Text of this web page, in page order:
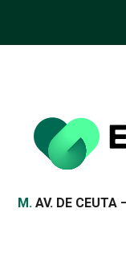
Morada
M.AV. DE CEUTA